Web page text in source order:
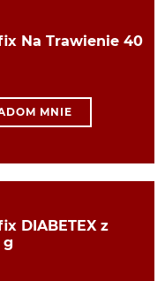
Na Trawienie 40
MNIE
DIABETEX z
g